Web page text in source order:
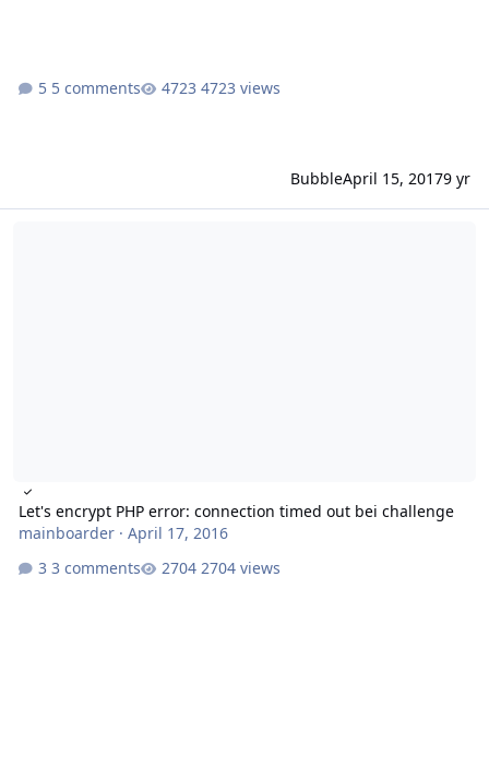
5 comments 4723 views
BubbleApril 15, 20179 yr
Let's encrypt PHP error: connection timed out bei challenge
mainboarder· April 17, 2016
3 comments
2704 views